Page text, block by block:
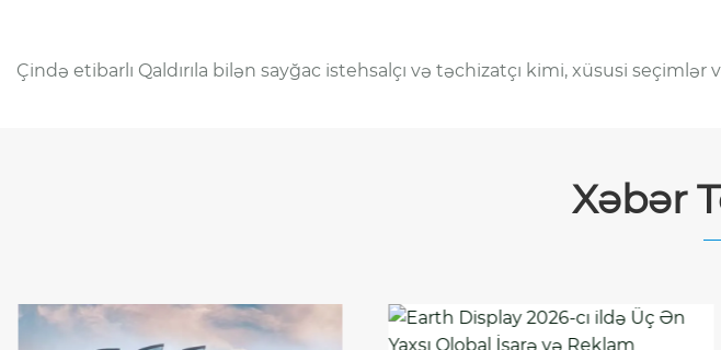
Çində etibarlı Qaldırıla bilən sayğac istehsalçı və təchizatçı kimi, xüsusi
Xəbər